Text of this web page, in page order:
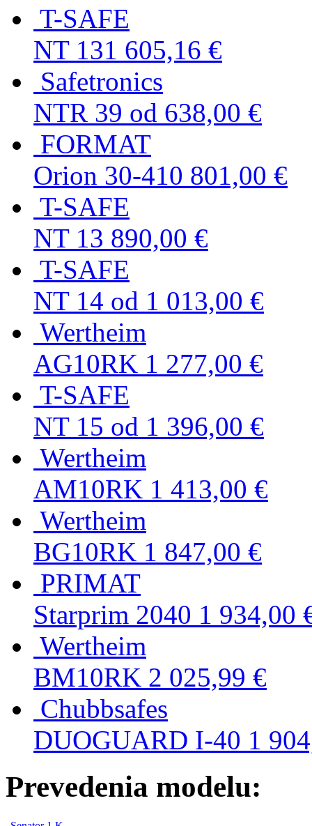
T-SAFE
NT 131 605,16 €
Safetronics
NTR 39 od 638,00 €
FORMAT
Orion 30-410 801,00 €
T-SAFE
NT 13 890,00 €
T-SAFE
NT 14 od 1 013,00 €
Wertheim
AG10RK 1 277,00 €
T-SAFE
NT 15 od 1 396,00 €
Wertheim
AM10RK 1 413,00 €
Wertheim
BG10RK 1 847,00 €
PRIMAT
Starprim 2040 1 934,00
Wertheim
BM10RK 2 025,99 €
Chubbsafes
DUOGUARD I-40 1
Prevedenia modelu: